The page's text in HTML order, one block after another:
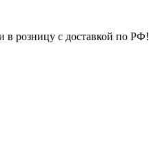
в розницу с доставкой по РФ!